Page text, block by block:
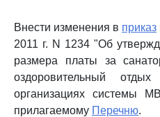
Внести изменения в приказ
2011 г. N 1234 "Об
размера платы за
оздоровительный
организациях системы
прилагаемому Перечню.